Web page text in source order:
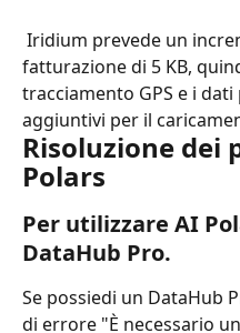
fatturazione di 5 KB,
tracciamento GPS e i
aggiuntivi per il
Risoluzione dei
Polars
Per utilizzare AI
DataHub Pro.
Se possiedi un DataHub
di errore "È necessario